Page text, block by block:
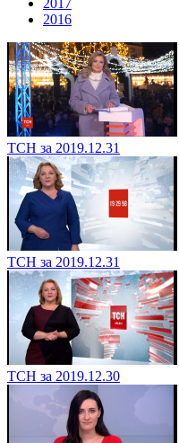
2016
ТСН за 2019.12.31
ТСН за 2019.12.31
ТСН за 2019.12.30